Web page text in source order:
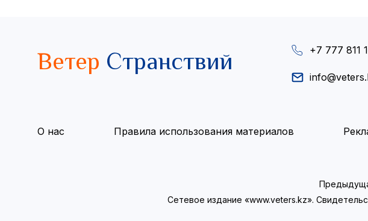
Ветер Странствий +7 777 811
О нас Правила использования материалов
Сетевое издание «www.veters.kz».